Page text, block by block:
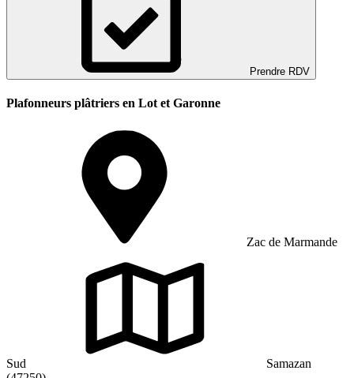
Prendre RDV
Plafonneurs plâtriers en Lot et Garonne
Zac de Marmande
Sud
Samazan